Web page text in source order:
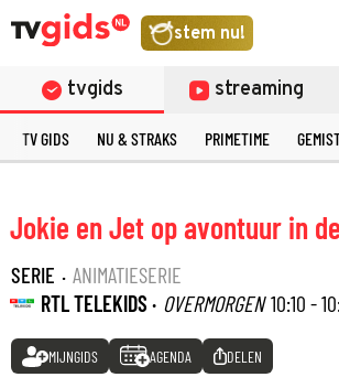
stem nu!
tvgids streaming
TV GIDS NU & STRAKS PRIMETIME
Jokie en Jet op avontuur in
SERIE · ANIMATIESERIE
RTL TELEKIDS · OVERMORGEN 10:10 -
MIJNGIDS AGENDA DELEN